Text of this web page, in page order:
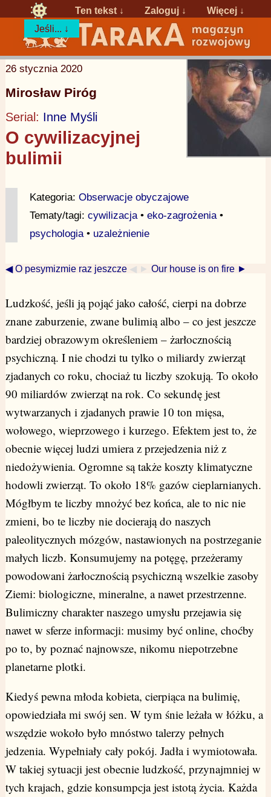
Ten tekst ↓ Zaloguj ↓
Więcej ↓
Jeśli... ↓
26 stycznia 2020
Mirosław Piróg
Serial: Inne Myśli
O cywilizacyjnej
bulimii
Kategoria: Obserwacje obyczajowe
Tematy/tagi: cywilizacja• eko-zagrożenia•
psychologia• uzależnienie
◀ O pesymizmie raz jeszcze ◀ ► Our house is on fire ►
Ludzkość, jeśli ją pojąć jako całość, cierpi na dobrze
znane zaburzenie, zwane bulimią albo – co jest jeszcze
bardziej obrazowym określeniem – żarłocznością
psychiczną. I nie chodzi tu tylko o miliardy zwierząt
zjadanych co roku, chociaż tu liczby szokują. To około
90 miliardów zwierząt na rok. Co sekundę jest
wytwarzanych i zjadanych prawie 10 ton mięsa,
wołowego, wieprzowego i kurzego. Efektem jest to, że
obecnie więcej ludzi umiera z przejedzenia niż z
niedożywienia. Ogromne są także koszty klimatyczne
hodowli zwierząt. To około 18% gazów cieplarnianych.
Mógłbym te liczby mnożyć bez końca, ale to nic nie
zmieni, bo te liczby nie docierają do naszych
paleolitycznych mózgów, nastawionych na postrzeganie
małych liczb. Konsumujemy na potęgę, przeżeramy
powodowani żarłocznością psychiczną wszelkie zasoby
Ziemi: biologiczne, mineralne, a nawet przestrzenne.
Bulimiczny charakter naszego umysłu przejawia się
nawet w sferze informacji: musimy być online, choćby
po to, by poznać najnowsze, nikomu niepotrzebne
planetarne plotki.
Kiedyś pewna młoda kobieta, cierpiąca na bulimię,
opowiedziała mi swój sen. W tym śnie leżała w łóżku, a
wszędzie wokoło było mnóstwo talerzy pełnych
jedzenia. Wypełniały cały pokój. Jadła i wymiotowała.
W takiej sytuacji jest obecnie ludzkość, przynajmniej w
tych krajach, gdzie konsumpcja jest istotą życia. Każda